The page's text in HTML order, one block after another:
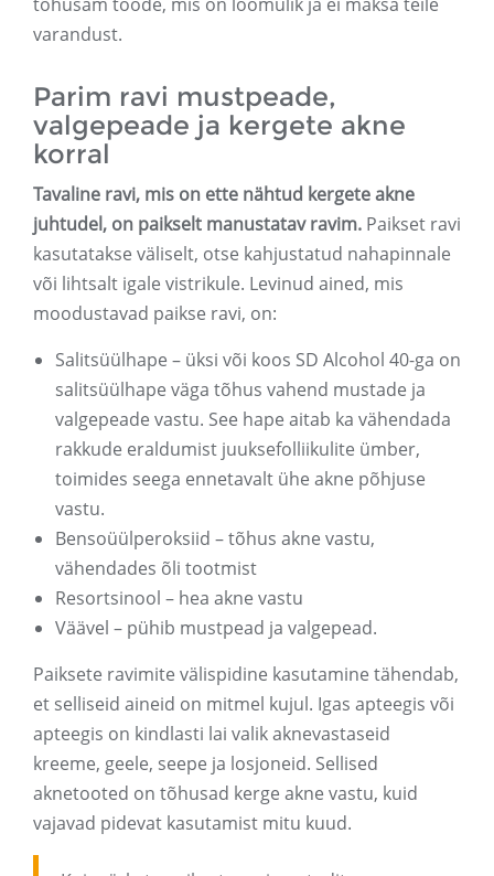
varandust.
Parim ravi mustpeade,
valgepeade ja kergete akne
korral
Tavaline ravi, mis on ette nähtud kergete akne
juhtudel, on paikselt manustatav ravim. Paikset ravi
kasutatakse väliselt, otse kahjustatud nahapinnale
või lihtsalt igale vistrikule. Levinud ained, mis
moodustavad paikse ravi, on:
Salitsüülhape – üksi või koos SD Alcohol 40-ga on
salitsüülhape väga tõhus vahend mustade ja
valgepeade vastu. See hape aitab ka vähendada
rakkude eraldumist juuksefolliikulite ümber,
toimides seega ennetavalt ühe akne põhjuse
vastu.
Bensoüülperoksiid – tõhus akne vastu,
vähendades õli tootmist
Resortsinool – hea akne vastu
Väävel – pühib mustpead ja valgepead.
Paiksete ravimite välispidine kasutamine tähendab,
et selliseid aineid on mitmel kujul. Igas apteegis või
apteegis on kindlasti lai valik aknevastaseid
kreeme, geele, seepe ja losjoneid. Sellised
aknetooted on tõhusad kerge akne vastu, kuid
vajavad pidevat kasutamist mitu kuud.